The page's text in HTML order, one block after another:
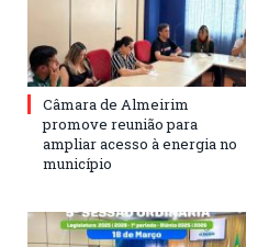
Câmara de Almeirim
promove reunião para
ampliar acesso à energia no
município